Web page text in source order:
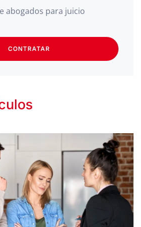
abogados para juicio
CONTRATAR